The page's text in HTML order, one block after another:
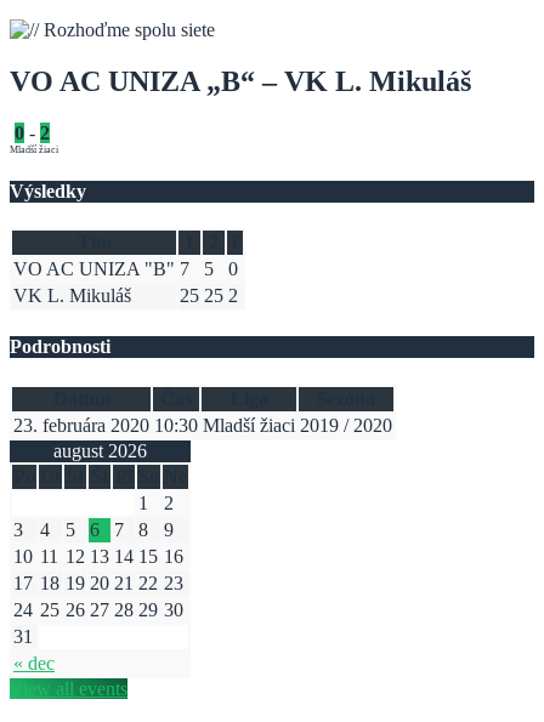
VO AC UNIZA „B“ – VK L. Mikuláš
0 - 2
Mladší žiaci
Výsledky
VO AC UNIZA "B" 7 5
0
VK L. Mikuláš
25 25 2
Podrobnosti
23. februára 2020 10:30 Mladší žiaci 2019 / 2020
august 2026
« dec
1
2
3
4 5 6 7 8
9
10 11 12 13 14 15 16
17 18 19 20 21 22 23
24 25 26 27 28 29 30
31
View all events